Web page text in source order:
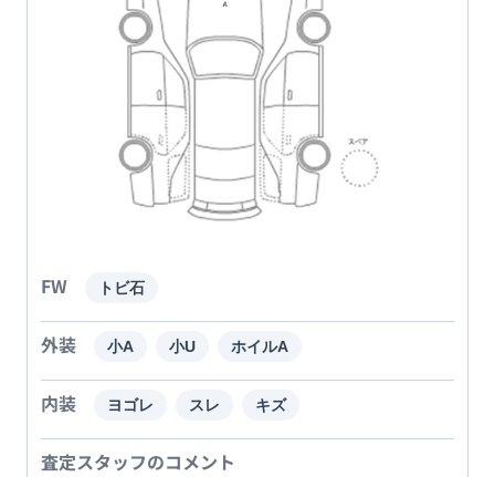
FW トビ石
外装 小A 小U ホイルA
内装 ヨゴレ スレ キズ
査定スタッフのコメント